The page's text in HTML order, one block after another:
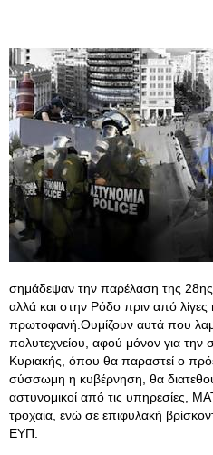
σημάδεψαν την παρέλαση της
αλλά και στην Ρόδο πριν από λίγες
πρωτοφανή.Θυμίζουν αυτά που
πολυτεχνείου, αφού μόνον για την
Κυριακής, όπου θα παραστεί ο
σύσσωμη η κυβέρνηση, θα
αστυνομικοί από τις υπηρεσίες,
τροχαία, ενώ σε επιφυλακή
ΕΥΠ.